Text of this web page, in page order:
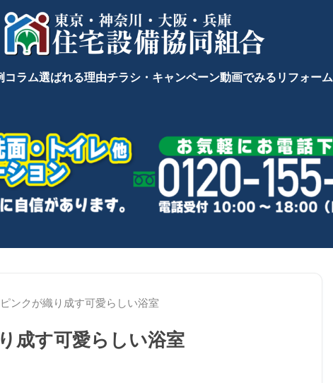
コラム選ばれる理由チラシ・キャンペーン動画でみるリフォーム
ピンクが織り成す可愛らしい浴室
成す可愛らしい浴室